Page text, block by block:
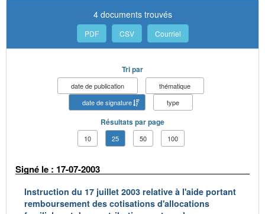
4 documents trouvés
PDF CSV Courriel
Tri par
date de publication
thématique
date de signature
type
Résultats par page
10 25 50 100
Signé le : 17-07-2003
Instruction du 17 juillet 2003 relative à l'aide portant
remboursement des cotisations d'allocations